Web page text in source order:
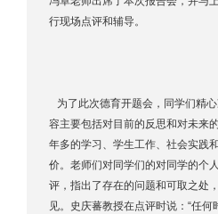
行现场点评和辅导。
为了此次德育开题会，同学们精
容主要包括对目前的反思和对未来
年多的学习、学生工作、社会实践
价。老师们对同学们的对同学的个
评，指出了存在的问题和可取之处
见。史庆蕃教授在点评时说：“任